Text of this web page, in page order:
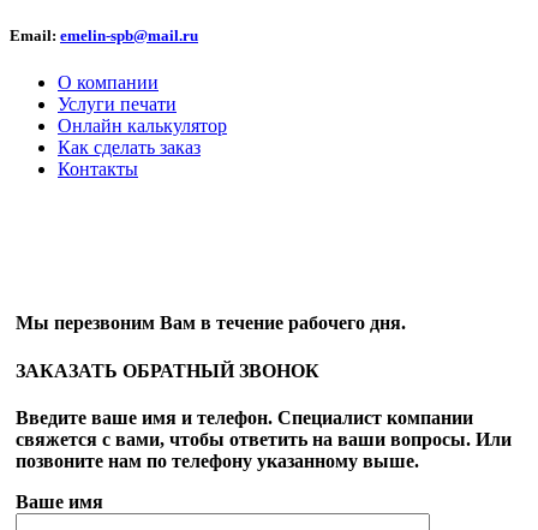
Email: emelin-spb@mail.ru
О компании
Услуги печати
Онлайн калькулятор
Как сделать заказ
Контакты
Мы перезвоним Вам в течение рабочего дня.
ЗАКАЗАТЬ ОБРАТНЫЙ ЗВОНОК
Введите ваше имя и телефон. Специалист компании
свяжется с вами, чтобы ответить на ваши вопросы. Или
позвоните нам по телефону указанному выше.
Ваше имя